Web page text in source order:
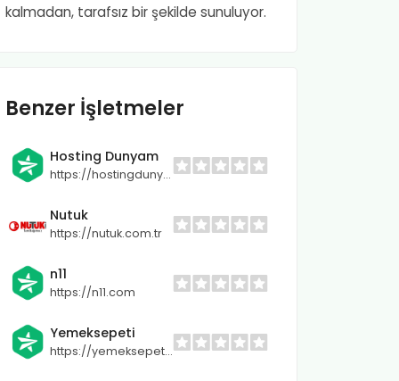
kalmadan, tarafsız bir şekilde sunuluyor.
Benzer İşletmeler
Hosting Dunyam
https://hostingdunyam.com.tr/aff.php?aff=3586
Nutuk
https://nutuk.com.tr
n11
https://n11.com
Yemeksepeti
https://yemeksepeti.com